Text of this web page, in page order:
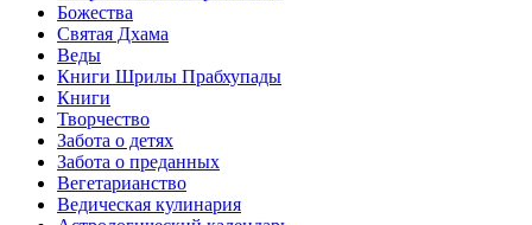
Божества
Святая Дхама
Веды
Книги Шрилы Прабхупады
Книги
Творчество
Забота о детях
Забота о преданных
Вегетарианство
Ведическая кулинария